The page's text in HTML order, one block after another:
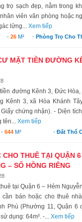
trọ sạch đẹp, nằm trong
viên văn phòng hoặc
lửng...Xem tiếp
- 26M² -Phòng Trọ Cho
MẶT TIỀN ĐƯỜNG
đường Kênh 3, Đức
Kênh 3, xã Hòa Khánh
chứng nhận). - Diện
tên...Xem tiếp
-644 M² - Đất Thổ
CHO THUÊ TẠI QUẬN
– SỔ HỒNG RIÊNG
tại Quận 6 – Hẻm
bán hoặc cho thuê
Phú (Phường 11, Quận 6
dụng: 64m². -...Xem tiếp